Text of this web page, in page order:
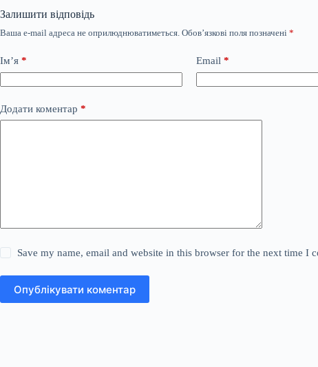
Залишити відповідь
Ваша e-mail адреса не оприлюднюватиметься. Обов’язкові поля позначені *
Ім’я * Email *
Додати коментар *
Save my name, email and website in this browser for the next time I
Опублікувати коментар